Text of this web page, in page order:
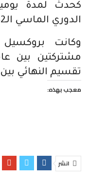
كحدث لمدة
الدوري الماسي الـ32.
وكانت
تقسيم النهائي
معجب بهذه:
انشر